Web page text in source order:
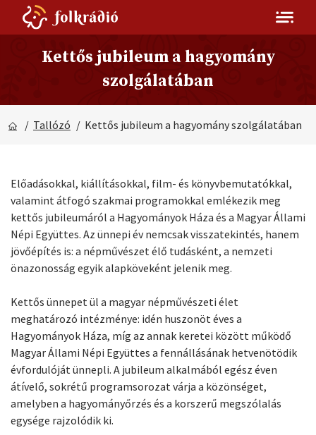
Kettős jubileum a hagyomány
szolgálatában
/ Tallózó / Kettős jubileum a hagyomány szolgálatában
Előadásokkal, kiállításokkal, film- és könyvbemutatókkal,
valamint átfogó szakmai programokkal emlékezik meg
kettős jubileumáról a Hagyományok Háza és a Magyar Állami
Népi Együttes. Az ünnepi év nemcsak visszatekintés, hanem
jövőépítés is: a népművészet élő tudásként, a nemzeti
önazonosság egyik alapköveként jelenik meg.
Kettős ünnepet ül a magyar népművészeti élet
meghatározó intézménye: idén huszonöt éves a
Hagyományok Háza, míg az annak keretei között működő
Magyar Állami Népi Együttes a fennállásának hetvenötödik
évfordulóját ünnepli. A jubileum alkalmából egész éven
átívelő, sokrétű programsorozat várja a közönséget,
amelyben a hagyományőrzés és a korszerű megszólalás
egysége rajzolódik ki.